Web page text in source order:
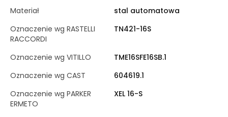
Materiał
stal automatowa
Oznaczenie wg RASTELLI
RACCORDI
TN421-16S
Oznaczenie wg VITILLO
TME16SFE16SB.1
Oznaczenie wg CAST
604619.1
Oznaczenie wg PARKER
ERMETO
XEL 16-S